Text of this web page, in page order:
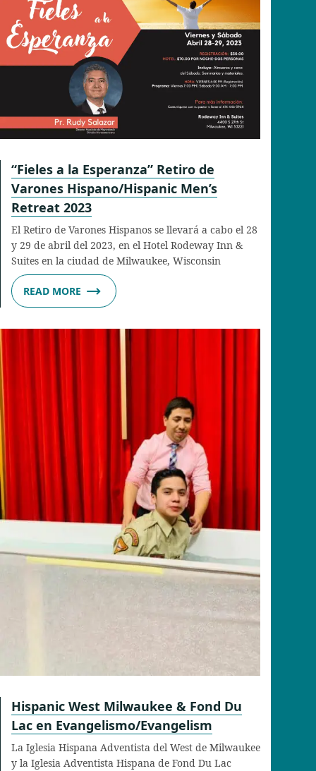
“Fieles a la Esperanza” Retiro de
Varones Hispano/Hispanic Men’s
Retreat 2023
El Retiro de Varones Hispanos se llevará a cabo el 28
y 29 de abril del 2023, en el Hotel Rodeway Inn &
Suites en la ciudad de Milwaukee, Wisconsin
READ MORE
Hispanic West Milwaukee & Fond Du
Lac en Evangelismo/Evangelism
La Iglesia Hispana Adventista del West de Milwaukee
y la Iglesia Adventista Hispana de Fond Du Lac